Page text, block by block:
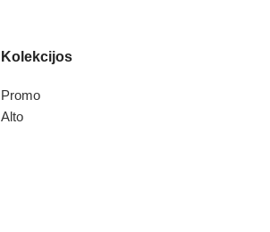
Kolekcijos
Promo
Alto